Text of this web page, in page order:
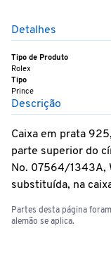
Detalhes
Tipo de Produto
Rolex
Tipo
Prince
Descrição
Caixa em prata
parte superior do
No. 07564/1343A,
substituída, na
Partes desta página
alemão se aplica.